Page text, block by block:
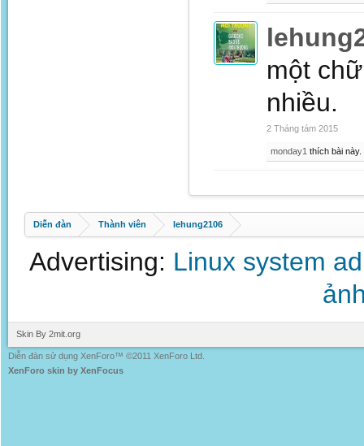
một
nhiều.
2 Tháng tám 2015
monday1 thích bài này.
Diễn đàn Thành viên lehung2106
Advertising: Linux system
Skin By 2mit.org
Diễn đàn sử dụng XenForo™ ©2011 XenForo Ltd.
XenForo skin by XenFocus